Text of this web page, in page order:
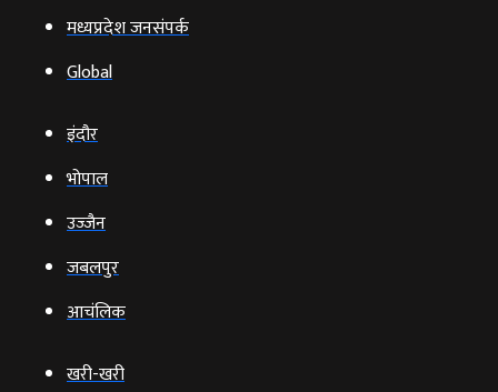
मध्यप्रदेश जनसंपर्क
Global
इंदौर
भोपाल
उज्‍जैन
जबलपुर
आचंलिक
खरी-खरी